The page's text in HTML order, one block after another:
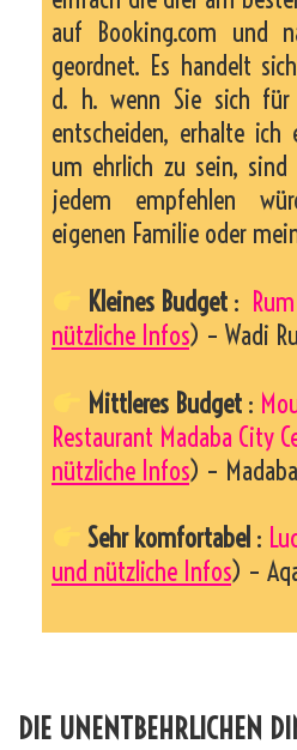
auf Booking.com und
geordnet. Es handelt
d. h. wenn Sie sich für
entscheiden, erhalte ich
um ehrlich zu sein,
jedem empfehlen
eigenen Familie oder
Kleines Budget :
nützliche Infos) – Wadi
Mittleres Budget :
Restaurant Madaba City
nützliche Infos) – Madaba
Sehr komfortabel :
und nützliche Infos) –
DIE UNENTBEHRLICHEN